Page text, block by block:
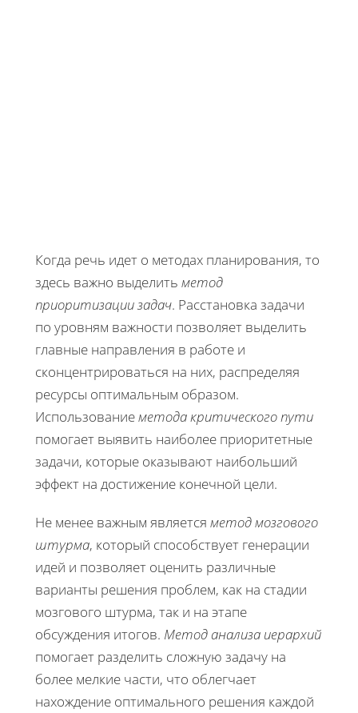
Когда речь идет о методах планирования, то
здесь важно выделить метод
приоритизации задач. Расстановка задачи
по уровням важности позволяет выделить
главные направления в работе и
сконцентрироваться на них, распределяя
ресурсы оптимальным образом.
Использованиеметода критического пути
помогает выявить наиболее приоритетные
задачи, которые оказывают наибольший
эффект на достижение конечной цели.
Не менее важным является метод мозгового
штурма, который способствует генерации
идей и позволяет оценить различные
варианты решения проблем, как на стадии
мозгового штурма, так и на этапе
обсуждения итогов. Метод анализа иерархий
помогает разделить сложную задачу на
более мелкие части, что облегчает
нахождение оптимального решения каждой